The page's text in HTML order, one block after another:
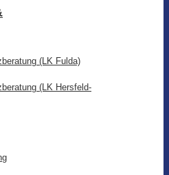
(LK Fulda)
(LK Hersfeld-